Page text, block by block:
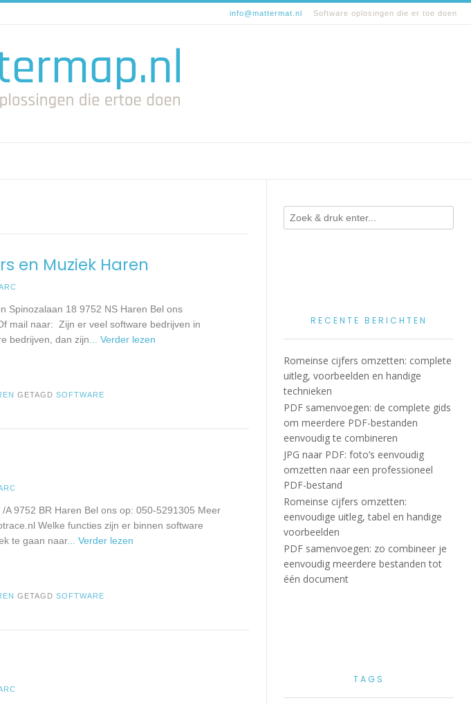
info@mattermat.nl Software oplosingen die er toe doen
en Muziek Haren
Spinozalaan 18 9752 NS Haren Bel ons
mail naar: Zijn er veel software bedrijven in
bedrijven, dan zijn ... Verder lezen
GETAGDSOFTWARE
9752 BR Haren Bel ons op: 050-5291305 Meer
Welke functies zijn er binnen software
te gaan naar... Verder lezen
GETAGDSOFTWARE
RECENTE BERICHTEN
Romeinse cijfers omzetten: complete
uitleg, voorbeelden en handige
technieken
PDF samenvoegen: de complete gids
om meerdere PDF-bestanden
eenvoudig te combineren
JPG naar PDF: foto’s eenvoudig
omzetten naar een professioneel
PDF-bestand
Romeinse cijfers omzetten:
eenvoudige uitleg, tabel en handige
voorbeelden
PDF samenvoegen: zo combineer je
eenvoudig meerdere bestanden tot
één document
TAGS